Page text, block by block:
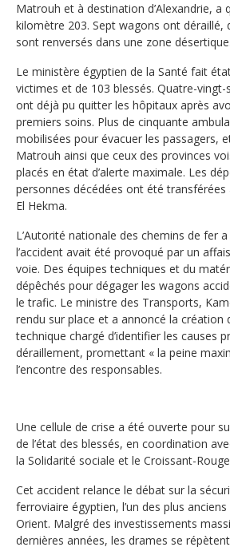
Matrouh et à destination d’Alexandrie, a
kilomètre 203. Sept wagons ont déraillé,
sont renversés dans une zone désertique.
Le ministère égyptien de la Santé fait
victimes et de 103 blessés. Quatre-vingt-
ont déjà pu quitter les hôpitaux après
premiers soins. Plus de cinquante
mobilisées pour évacuer les passagers,
Matrouh ainsi que ceux des provinces
placés en état d’alerte maximale. Les
personnes décédées ont été transférées
El Hekma.
L’Autorité nationale des chemins de fer
l’accident avait été provoqué par un
voie. Des équipes techniques et du
dépêchés pour dégager les wagons
le trafic. Le ministre des Transports,
rendu sur place et a annoncé la création
technique chargé d’identifier les causes
déraillement, promettant « la peine
l’encontre des responsables.
Une cellule de crise a été ouverte pour
de l’état des blessés, en coordination
la Solidarité sociale et le Croissant-
Cet accident relance le débat sur la
ferroviaire égyptien, l’un des plus
Orient. Malgré des investissements
dernières années, les drames se